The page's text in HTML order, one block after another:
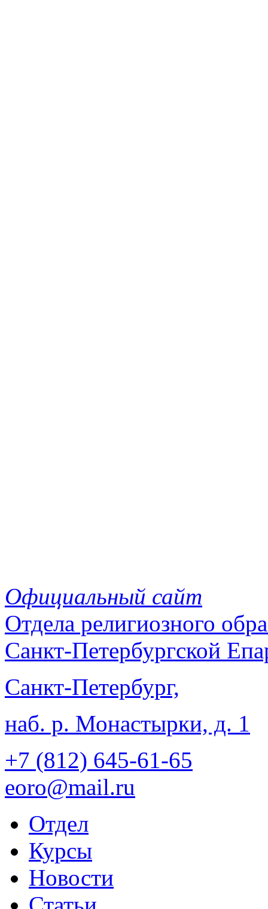
Официальный сайт
Отдела религиозного
Санкт-Петербургской
Санкт-Петербург,
наб. р. Монастырки, д. 1
+7 (812) 645-61-65
eoro@mail.ru
Отдел
Курсы
Новости